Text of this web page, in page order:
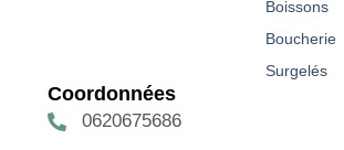
Boissons
Boucherie
Surgelés
Coordonnées
0620675686